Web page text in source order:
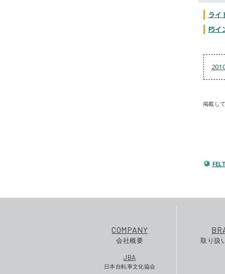
ライ
F5イ
掲載し
COMPANY
会社概要
JBA
日本自転車文化協会
取り扱